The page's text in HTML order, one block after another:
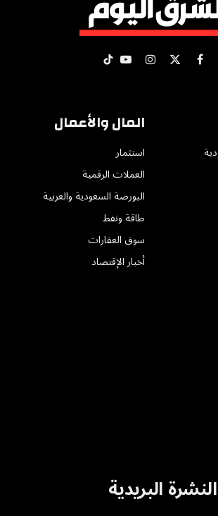
فيسبوك
X الانستغراميوتيوبتيكتوك
المال والأعمال
استثمار
العملات الرقمية
البورصة السعودية والعربية
طاقة ونفط
سوق العقارات
أخبار الإقتصاد
البريدية